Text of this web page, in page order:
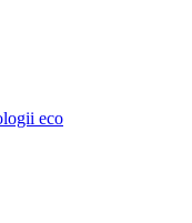
eco